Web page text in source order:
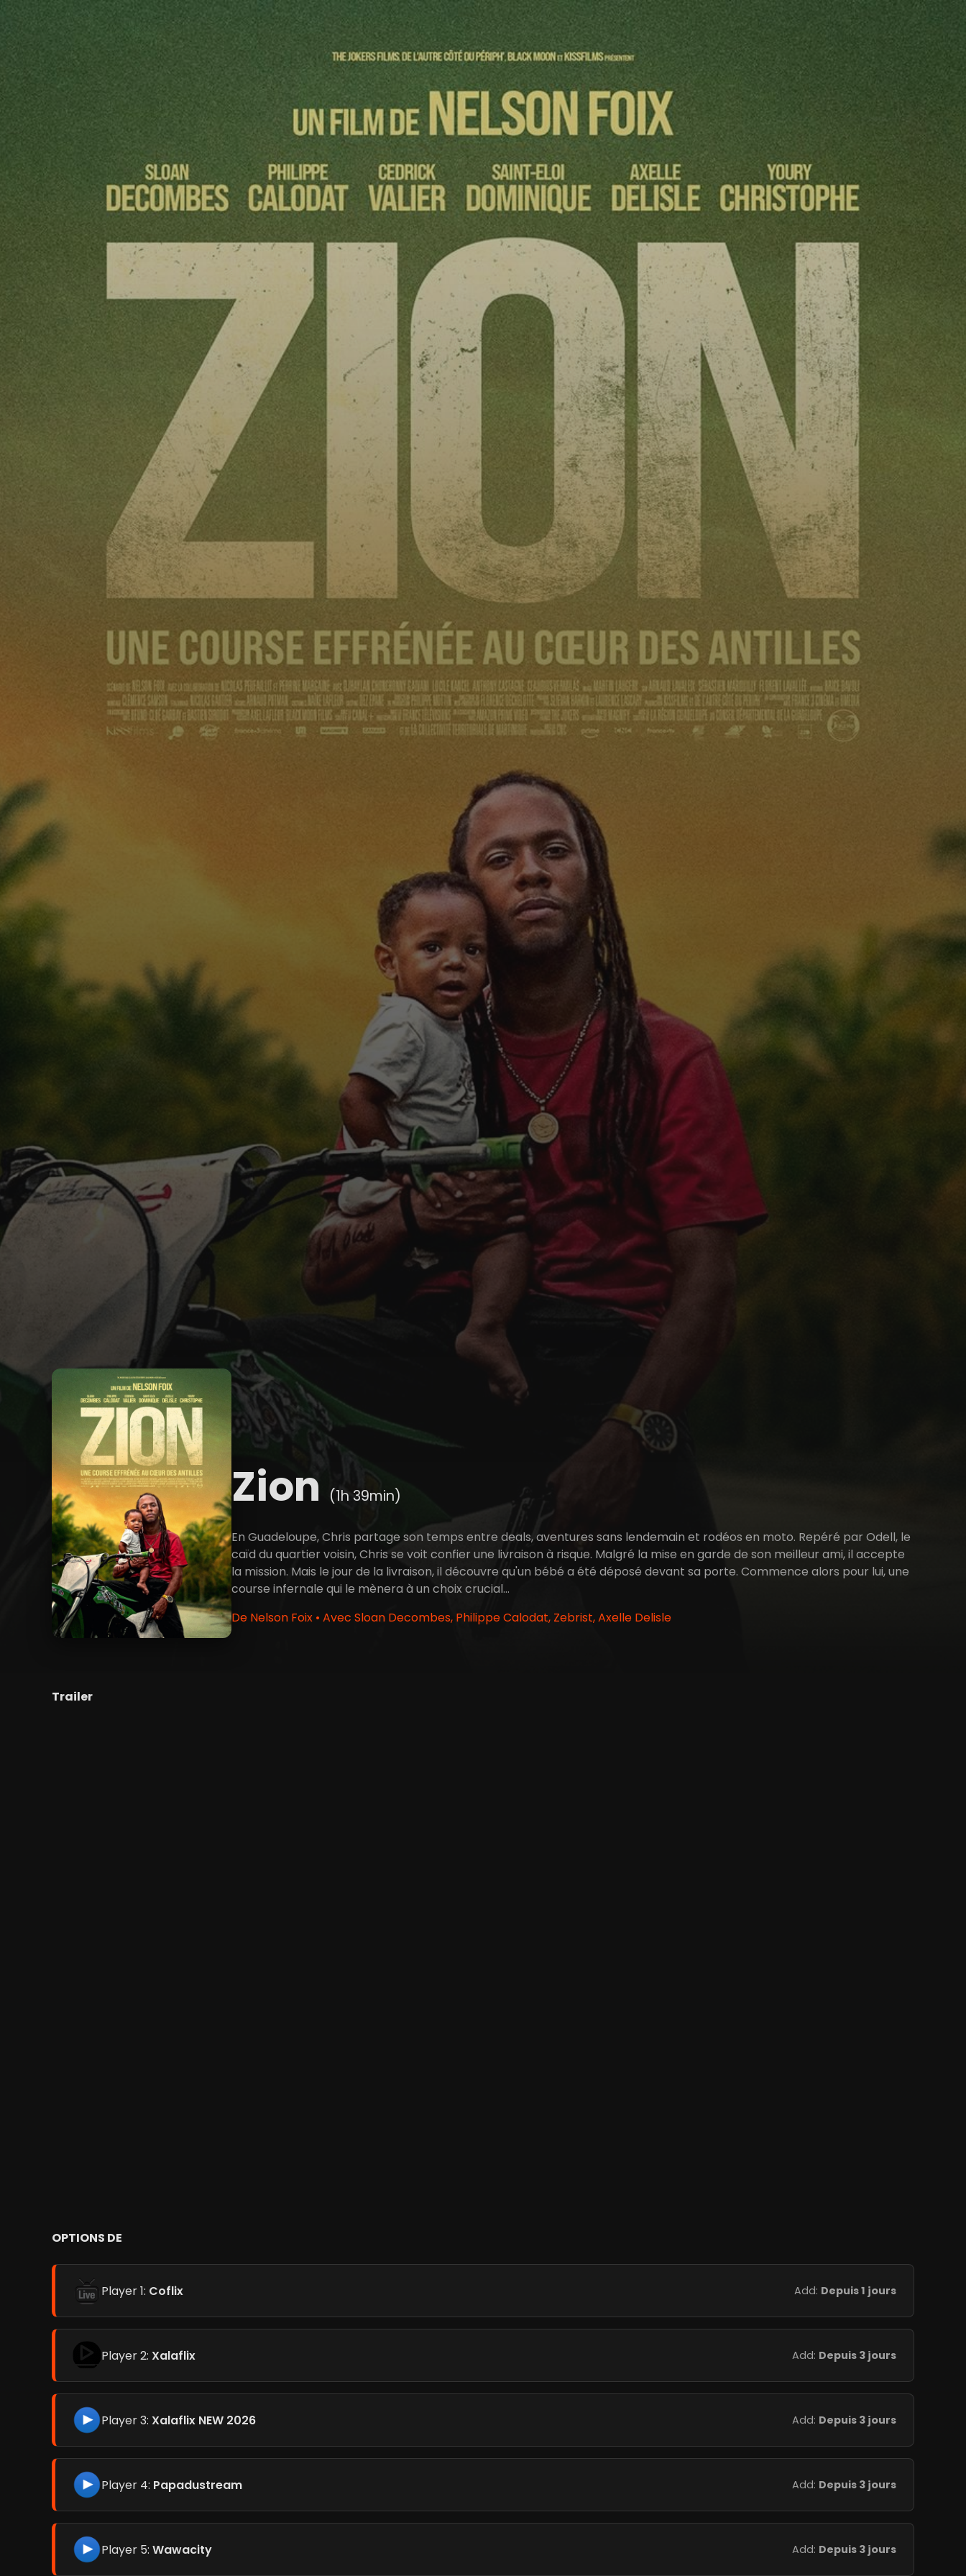
Zion (1h 39min)
En Guadeloupe, Chris partage son temps entre deals, aventures sans lendemain et rodéos en moto. Repéré par Odell, le
caïd du quartier voisin, Chris se voit confier une livraison à risque. Malgré la mise en garde de son meilleur ami, il accepte
la mission. Mais le jour de la livraison, il découvre qu'un bébé a été déposé devant sa porte. Commence alors pour lui, une
course infernale qui le mènera à un choix crucial...
De Nelson Foix • Avec Sloan Decombes, Philippe Calodat, Zebrist, Axelle Delisle
Trailer
OPTIONS DE
Player 1: Coflix Add: Depuis 1 jours
Player 2: Xalaflix Add: Depuis 3 jours
Player 3: Xalaflix NEW 2026 Add: Depuis 3 jours
Player 4: Papadustream Add: Depuis 3 jours
Player 5: Wawacity Add: Depuis 3 jours